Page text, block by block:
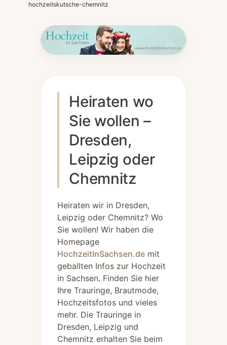
hochzeitskutsche-chemnitz
Heiraten wo
Sie wollen –
Dresden,
Leipzig oder
Chemnitz
Heiraten wir in Dresden,
Leipzig oder Chemnitz? Wo
Sie wollen! Wir haben die
Homepage
HochzeitInSachsen.de mit
geballten Infos zur Hochzeit
in Sachsen. Finden Sie hier
Ihre Trauringe, Brautmode,
Hochzeitsfotos und vieles
mehr. Die Trauringe in
Dresden, Leipzig und
Chemnitz erhalten Sie beim